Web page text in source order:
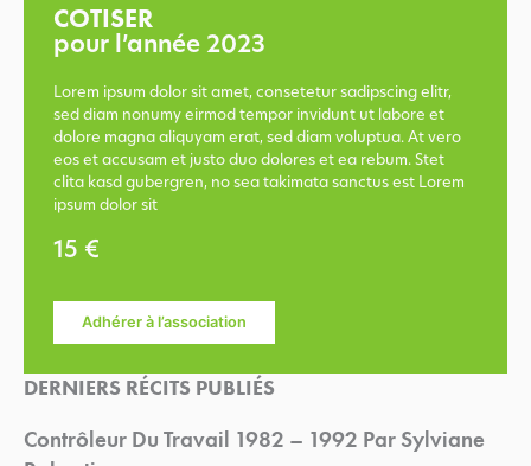
COTISER
pour l’année 2023
Lorem ipsum dolor sit amet, consetetur sadipscing elitr,
sed diam nonumy eirmod tempor invidunt ut labore et
dolore magna aliquyam erat, sed diam voluptua. At vero
eos et accusam et justo duo dolores et ea rebum. Stet
clita kasd gubergren, no sea takimata sanctus est Lorem
ipsum dolor sit
15 €
Adhérer à l’association
DERNIERS RÉCITS PUBLIÉS
Contrôleur Du Travail 1982 – 1992 Par Sylviane